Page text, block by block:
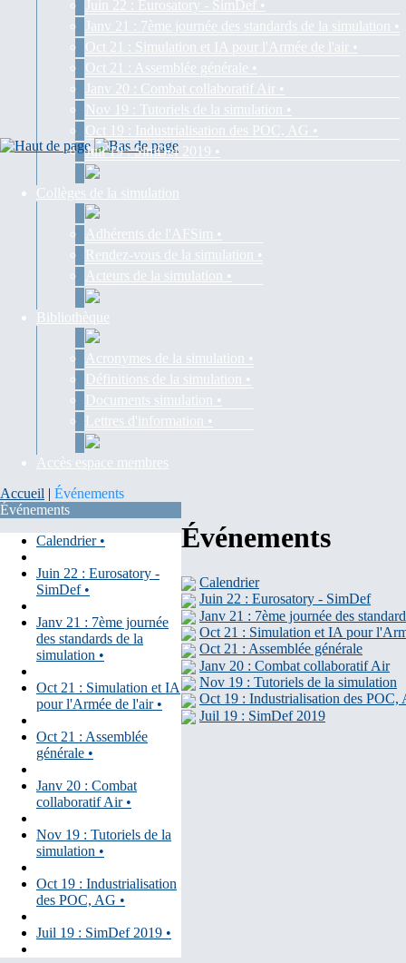
Juin 22 : Eurosatory - SimDef •
Janv 21 : 7ème journée des standards de la simulation •
Oct 21 : Simulation et IA pour l'Armée de l'air •
Oct 21 : Assemblée générale •
Janv 20 : Combat collaboratif Air •
Nov 19 : Tutoriels de la simulation •
Oct 19 : Industrialisation des POC, AG •
Juil 19 : SimDef 2019 •
Collèges de la simulation
Adhérents de l'AFSim •
Rendez-vous de la simulation •
Acteurs de la simulation •
Bibliothèque
Acronymes de la simulation •
Définitions de la simulation •
Documents simulation •
Lettres d'information •
Accès espace membres
Accueil | Événements
Événements
Calendrier •
Juin 22 : Eurosatory -
SimDef •
Janv 21 : 7ème journée
des standards de la
simulation •
Oct 21 : Simulation et IA
pour l'Armée de l'air •
Oct 21 : Assemblée
générale •
Janv 20 : Combat
collaboratif Air •
Nov 19 : Tutoriels de la
simulation •
Oct 19 : Industrialisation
des POC, AG •
Juil 19 : SimDef 2019 •
Événements
Calendrier
Juin 22 : Eurosatory - SimDef
Janv 21 : 7ème journée des
Oct 21 : Simulation et IA pour
Oct 21 : Assemblée générale
Janv 20 : Combat collaboratif Air
Nov 19 : Tutoriels de la simulation
Oct 19 : Industrialisation des POC,
Juil 19 : SimDef 2019